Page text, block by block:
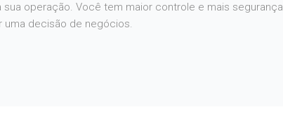
sua operação. Você tem maior controle e mais segurança
uma decisão de negócios.